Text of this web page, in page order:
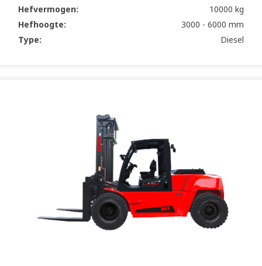
Hefvermogen:
10000 kg
Hefhoogte:
3000 - 6000 mm
Type:
Diesel